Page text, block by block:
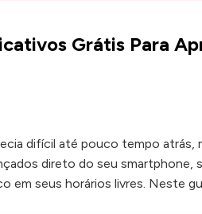
Grátis Para
difícil até pouco tempo
direto do seu
em seus horários livres. Neste